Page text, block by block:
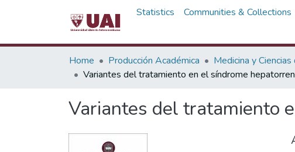
Statistics Communities & Collections
Home Producción Académica Medicina y
Variantes del tratamiento en el síndrome
Variantes del tratamiento